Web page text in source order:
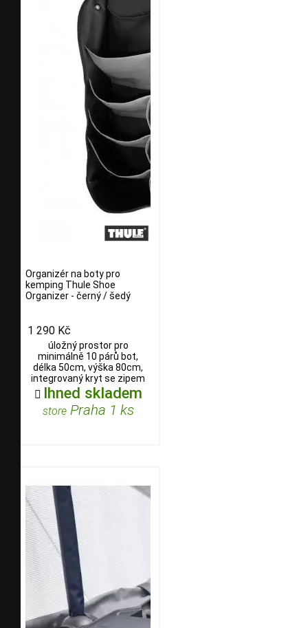
Organizér na boty pro
kemping Thule Shoe
Organizer - černý / šedý
1 290 Kč
úložný prostor pro
minimálně 10 párů bot,
délka 50cm, výška 80cm,
integrovaný kryt se zipem
 Ihned skladem
storePraha 1 ks